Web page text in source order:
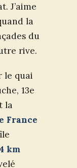
J’aime
la
du
rive.
le quai
13e
la
France
km